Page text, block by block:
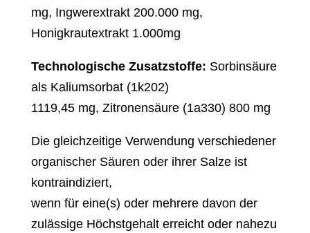
mg, Ingwerextrakt 200.000 mg,
Honigkrautextrakt 1.000mg
Technologische Zusatzstoffe: Sorbinsäure
als Kaliumsorbat (1k202)
1119,45 mg, Zitronensäure (1a330) 800 mg
Die gleichzeitige Verwendung verschiedener
organischer Säuren oder ihrer Salze ist
kontraindiziert,
wenn für eine(s) oder mehrere davon der
zulässige Höchstgehalt erreicht oder nahezu